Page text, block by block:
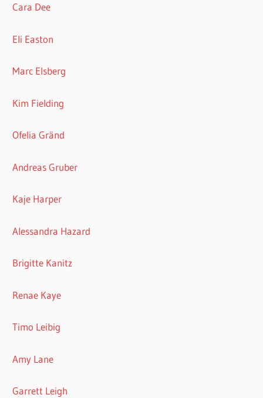
Cara Dee
Eli Easton
Marc Elsberg
Kim Fielding
Ofelia Gränd
Andreas Gruber
Kaje Harper
Alessandra Hazard
Brigitte Kanitz
Renae Kaye
Timo Leibig
Amy Lane
Garrett Leigh